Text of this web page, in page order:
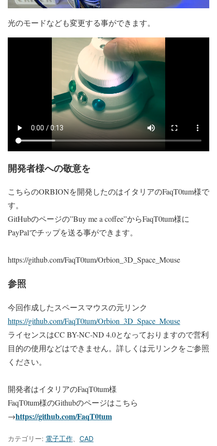
光のモードなども変更する事ができます。
開発者様への敬意を
こちらのORBIONを開発したのはイタリアのFaqT0tum様で
す。
GitHubのページの”Buy me a coffee”からFaqT0tum様に
PayPalでチップを送る事ができます。
https://github.com/FaqT0tum/Orbion_3D_Space_Mouse
参照
今回作成したスペースマウスの元リンク
https://github.com/FaqT0tum/Orbion_3D_Space_Mouse
ライセンスはCC BY-NC-ND 4.0となっておりますので営利
目的の使用などはできません。詳しくは元リンクをご参照
ください。
開発者はイタリアのFaqT0tum様
FaqT0tum様のGithubのページはこちら
→https://github.com/FaqT0tum
カテゴリー: 電子工作 CAD